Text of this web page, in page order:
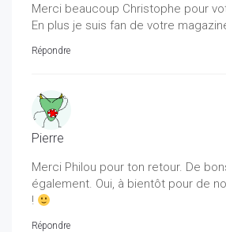
Merci beaucoup Christophe pour
En plus je suis fan de votre
Répondre
Pierre
Merci Philou pour ton retour. De
également. Oui, à bientôt pour de
!
Répondre